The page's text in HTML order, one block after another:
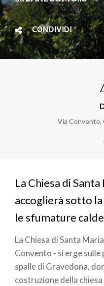
CONDIVIDI
Via Convento,
La Chiesa di
accoglierà sotto
le sfumature
La Chiesa di Santa
Convento - si erge
spalle di Gravedona,
costruzione della